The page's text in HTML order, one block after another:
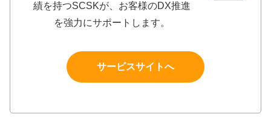
績を持つSCSKが、お客様のDX推進
を強力にサポートします。
サービスサイトへ